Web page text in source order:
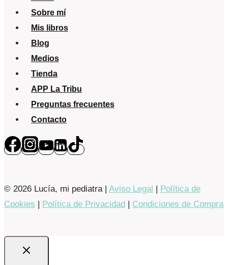
Sobre mí
Mis libros
Blog
Medios
Tienda
APP La Tribu
Preguntas frecuentes
Contacto
© 2026 Lucía, mi pediatra | Aviso Legal | Política de
Cookies | Política de Privacidad | Condiciones de Compra